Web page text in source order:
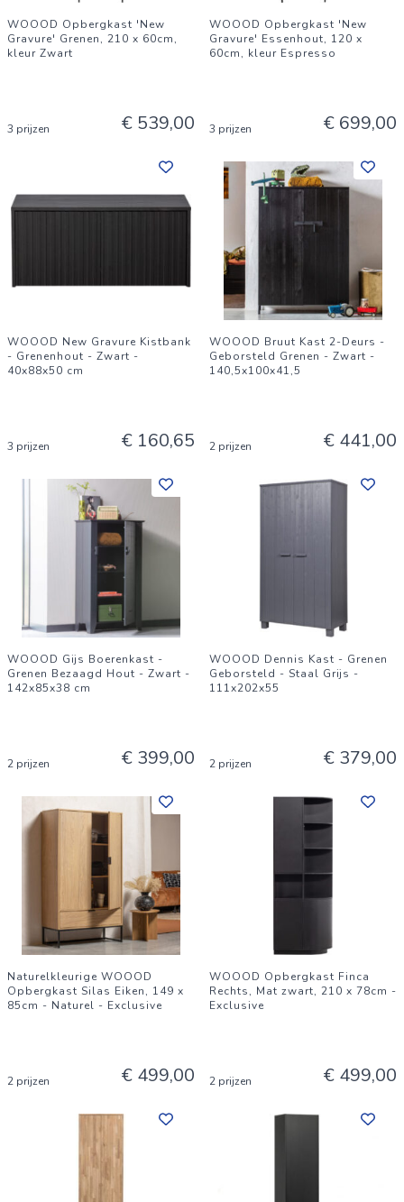
WOOOD Opbergkast 'New
Gravure' Grenen, 210 x 60cm,
kleur Zwart
3 prijzen € 539,00
WOOOD Opbergkast 'New
Gravure' Essenhout, 120 x
60cm, kleur Espresso
3 prijzen € 699,00
WOOOD New Gravure Kistbank
- Grenenhout - Zwart -
40x88x50 cm
3 prijzen € 160,65
WOOOD Bruut Kast 2-Deurs -
Geborsteld Grenen - Zwart -
140,5x100x41,5
2 prijzen € 441,00
WOOOD Gijs Boerenkast -
Grenen Bezaagd Hout - Zwart -
142x85x38 cm
2 prijzen € 399,00
WOOOD Dennis Kast - Grenen
Geborsteld - Staal Grijs -
111x202x55
2 prijzen € 379,00
Naturelkleurige WOOOD
Opbergkast Silas Eiken, 149 x
85cm - Naturel - Exclusive
2 prijzen € 499,00
WOOOD Opbergkast Finca
Rechts, Mat zwart, 210 x 78cm -
Exclusive
2 prijzen € 499,00